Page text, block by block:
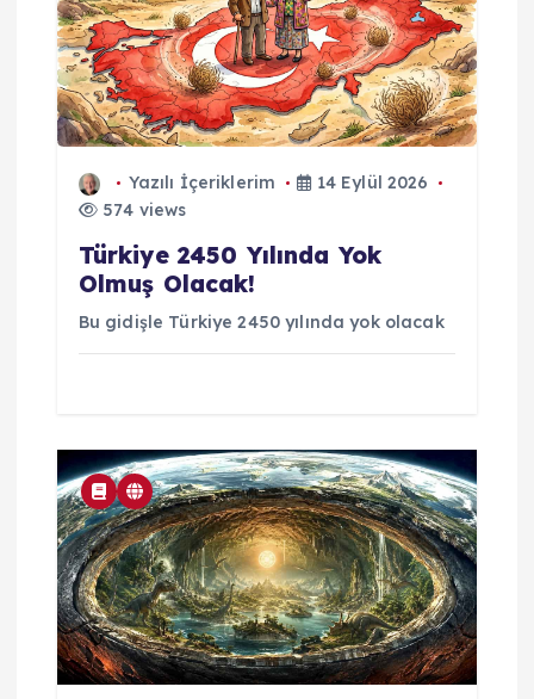
Yazılı İçeriklerim
14 Eylül 2026
574 views
Türkiye 2450 Yılında Yok
Olmuş Olacak!
Bu gidişle Türkiye 2450 yılında yok olacak